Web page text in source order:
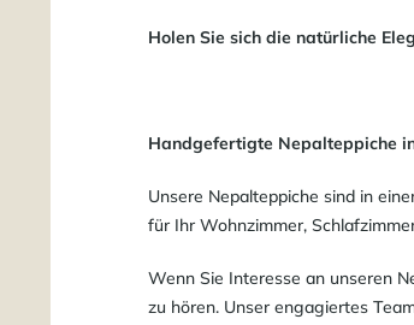
Holen Sie sich die natürliche
Handgefertigte Nepalteppiche
Unsere Nepalteppiche sind in
für Ihr Wohnzimmer,
Wenn Sie Interesse an unseren
zu hören. Unser engagiertes